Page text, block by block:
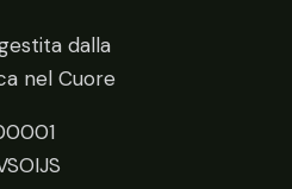
dalla
nel Cuore